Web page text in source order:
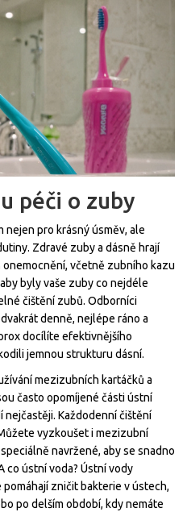
péči o zuby
nejen pro krásný úsměv, ale
Zdravé zuby a dásně hrají
včetně zubního kazu
byly vaše zuby co nejdéle
čištění zubů. Odborníci
denně, nejlépe ráno a
docílíte efektivnějšího
jemnou strukturu dásní.
mezizubních kartáčků a
často opomíjené části ústní
nejčastěji. Každodenní čištění
vyzkoušet i mezizubní
navržené, aby se snadno
co ústní voda? Ústní vody
zničit bakterie v ústech,
po delším období, kdy nemáte